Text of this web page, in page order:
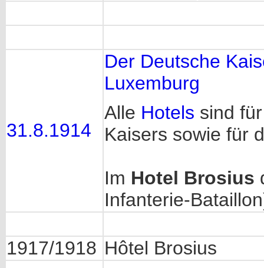
31.8.1914
Der Deutsche
Luxemburg
Alle Hotels sind
Kaisers sowie für
Im Hotel Brosius
Infanterie-
1917/1918 Hôtel Brosius